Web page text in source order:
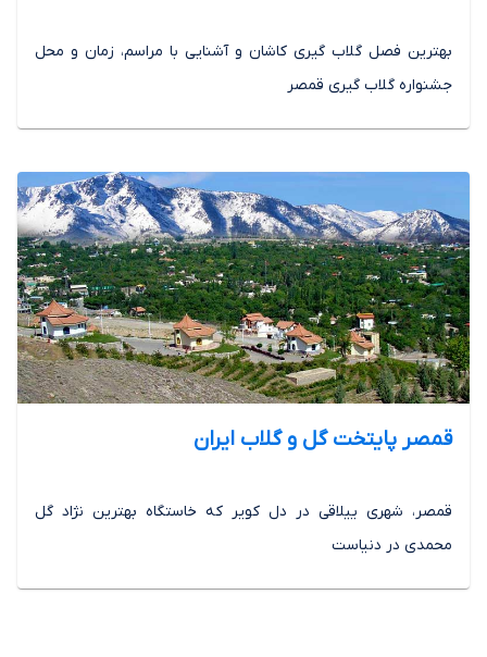
بهترین فصل گلاب گیری کاشان و آشنایی با مراسم، زمان و محل
جشنواره گلاب گیری قمصر
قمصر پایتخت گل و گلاب ایران
قمصر، شهری ییلاقی در دل کویر که خاستگاه بهترین نژاد گل
محمدی در دنیاست